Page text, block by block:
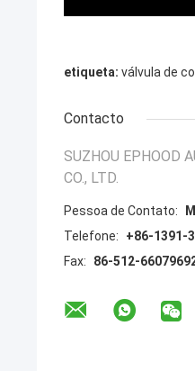
etiqueta: válvula de
Contacto
SUZHOU EPHOOD
CO., LTD.
Pessoa de Contato:
Telefone:
+86-1391-
Fax:
86-512-